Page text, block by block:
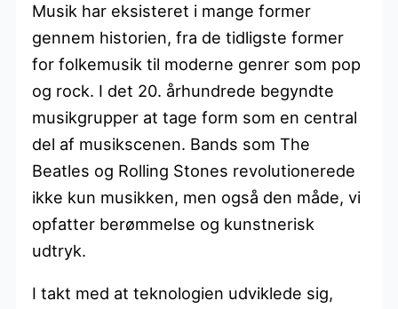
Musik har eksisteret i mange former
gennem historien, fra de tidligste former
for folkemusik til moderne genrer som pop
og rock. I det 20. århundrede begyndte
musikgrupper at tage form som en central
del af musikscenen. Bands som The
Beatles og Rolling Stones revolutionerede
ikke kun musikken, men også den måde, vi
opfatter berømmelse og kunstnerisk
udtryk.
I takt med at teknologien udviklede sig,